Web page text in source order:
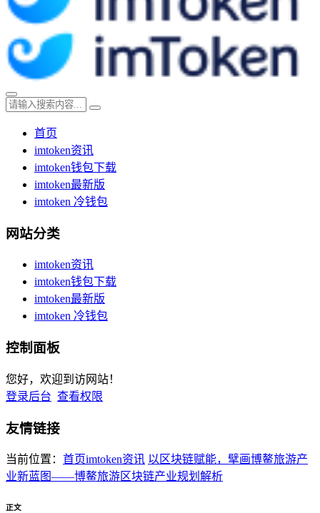
首页
imtoken资讯
imtoken钱包下载
imtoken最新版
imtoken 冷钱包
网站分类
imtoken资讯
imtoken钱包下载
imtoken最新版
imtoken 冷钱包
控制面板
您好，欢迎到访网站！
登录后台 查看权限
友情链接
当前位置： 首页imtoken资讯 以区块链赋能，擘画博鳌旅游产
业新蓝图——博鳌旅游区块链产业规划解析
正文